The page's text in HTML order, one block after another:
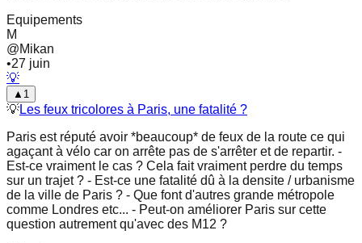
Equipements
M
@Mikan
•27 juin
💡
▲ 1
💡Les feux tricolores à Paris, une fatalité ?
Paris est réputé avoir *beaucoup* de feux de la route ce qui
agaçant à vélo car on arrête pas de s'arrêter et de repartir. -
Est-ce vraiment le cas ? Cela fait vraiment perdre du temps
sur un trajet ? - Est-ce une fatalité dû à la densite / urbanisme
de la ville de Paris ? - Que font d'autres grande métropole
comme Londres etc... - Peut-on améliorer Paris sur cette
question autrement qu'avec des M12 ?